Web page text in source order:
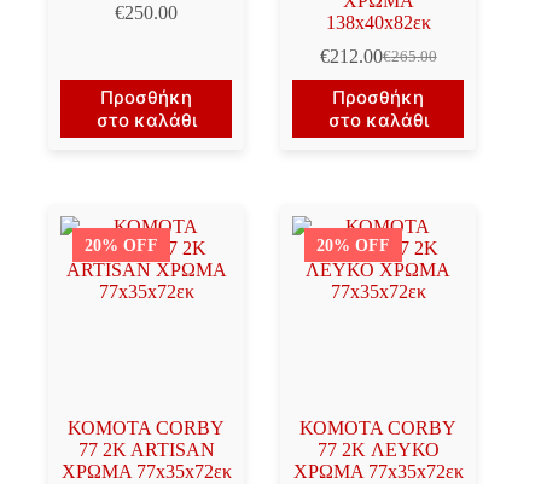
€250.00
Προσθήκη
στο καλάθι
138x40x82εκ
€265.00
Original
price
was:
€265.00.
€212.00Η
τρέχουσα
τιμή
είναι:
Προσθήκη
στο καλάθι
20% OFF
ΚΟΜΟΤΑ CORBY
77 2K ARTISAN
ΧΡΩΜΑ 77x35x72εκ
20% OFF
ΚΟΜΟΤΑ CORBY
77 2K ΛΕΥΚΟ
ΧΡΩΜΑ 77x35x72εκ